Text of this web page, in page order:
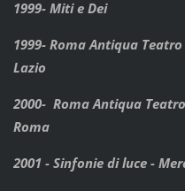
1999- Miti e Dei
1999- Roma Antiqua
Lazio
2000- Roma Antiqua
Roma
2001 - Sinfonie di luce -